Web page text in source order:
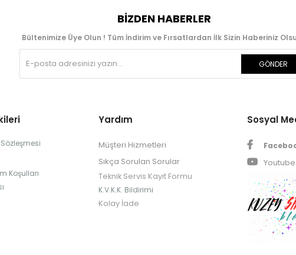
BIZDEN HABERLER
Bültenimize Üye Olun ! Tüm İndirim ve Fırsatlardan İlk Sizin Haberiniz
GÖNDER
Koşulları
Yardım
Müşteri Hizmetleri
Sıkça Sorulan Sorular
Teknik Servis Kayıt Formu
K.V.K.K. Bildirimi
Kolay İade
Sosyal
Youtube